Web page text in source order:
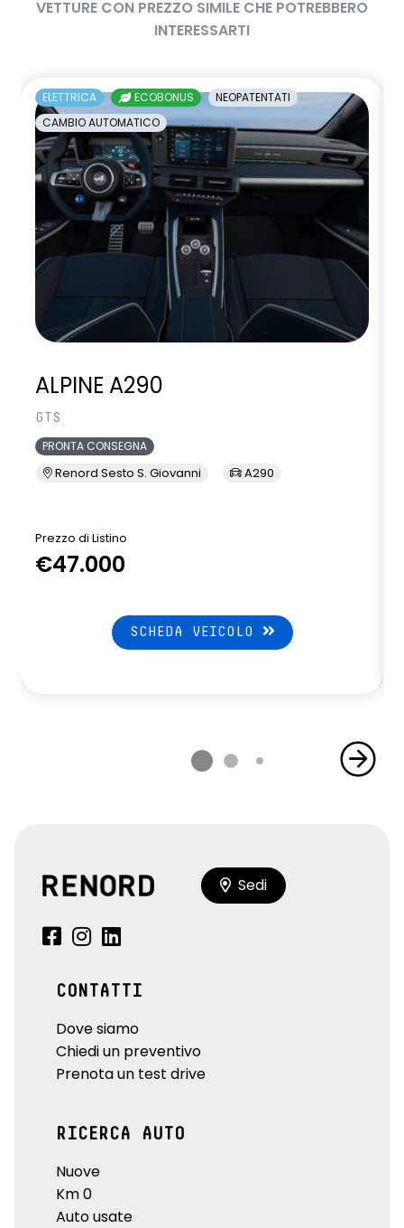
VETTURE CON PREZZO SIMILE CHE POTREBBERO
INTERESSARTI
ELETTRICA ECOBONUS
NEOPATENTATI
CAMBIO AUTOMATICO
ALPINE A290
GTS
PRONTA CONSEGNA
Renord Sesto S. Giovanni A290
Prezzo di Listino
€47.000
SCHEDA VEICOLO
Sedi
CONTATTI
Dove siamo
Chiedi un preventivo
Prenota un test drive
RICERCA AUTO
Nuove
Km 0
Auto usate